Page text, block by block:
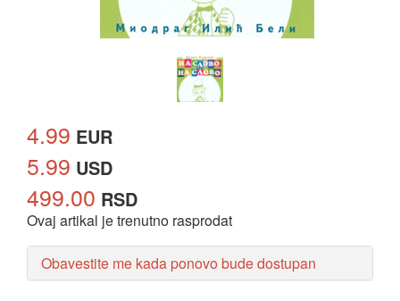
4.99 EUR
5.99 USD
499.00 RSD
Ovaj artikal je trenutno rasprodat
Obavestite me kada ponovo bude dostupan